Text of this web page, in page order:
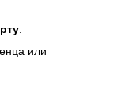
или